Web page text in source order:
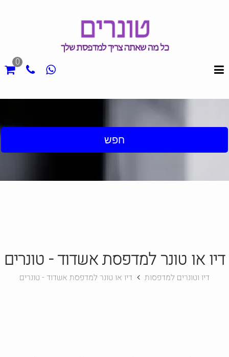
0
חפש
דיו או טונר למדפסת אשדוד - טונרים
דיו וטונרים למדפסות דיו או טונר למדפסת אשדוד - טונרים